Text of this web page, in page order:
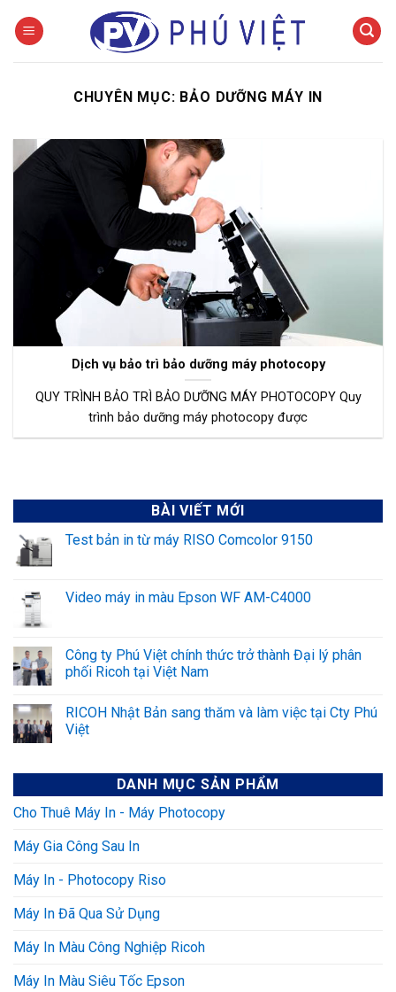
CHUYÊN MỤC: BẢO DƯỠNG MÁY IN
Dịch vụ bảo trì bảo dưỡng máy photocopy
QUY TRÌNH BẢO TRÌ BẢO DƯỠNG MÁY PHOTOCOPY Quy
trình bảo dưỡng máy photocopy được
BÀI VIẾT MỚI
Test bản in từ máy RISO Comcolor 9150
Video máy in màu Epson WF AM-C4000
Công ty Phú Việt chính thức trở thành Đại lý phân
phối Ricoh tại Việt Nam
RICOH Nhật Bản sang thăm và làm việc tại Cty Phú
Việt
DANH MỤC SẢN PHẨM
Cho Thuê Máy In - Máy Photocopy
Máy Gia Công Sau In
Máy In - Photocopy Riso
Máy In Đã Qua Sử Dụng
Máy In Màu Công Nghiệp Ricoh
Máy In Màu Siêu Tốc Epson